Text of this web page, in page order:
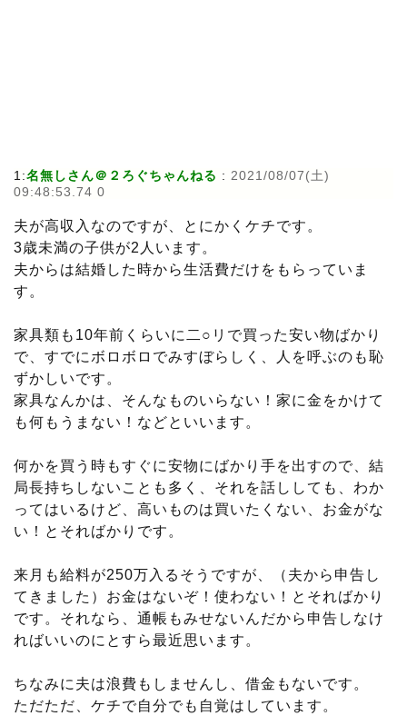
1:名無しさん＠２ろぐちゃんねる : 2021/08/07(土)
09:48:53.74 0
夫が高収入なのですが、とにかくケチです。
3歳未満の子供が2人います。
夫からは結婚した時から生活費だけをもらっていま
す。
家具類も10年前くらいに二○リで買った安い物ばかり
で、すでにボロボロでみすぼらしく、人を呼ぶのも恥
ずかしいです。
家具なんかは、そんなものいらない！家に金をかけて
も何もうまない！などといいます。
何かを買う時もすぐに安物にばかり手を出すので、結
局長持ちしないことも多く、それを話ししても、わか
ってはいるけど、高いものは買いたくない、お金がな
い！とそればかりです。
来月も給料が250万入るそうですが、（夫から申告し
てきました）お金はないぞ！使わない！とそればかり
です。それなら、通帳もみせないんだから申告しなけ
ればいいのにとすら最近思います。
ちなみに夫は浪費もしませんし、借金もないです。
ただただ、ケチで自分でも自覚はしています。